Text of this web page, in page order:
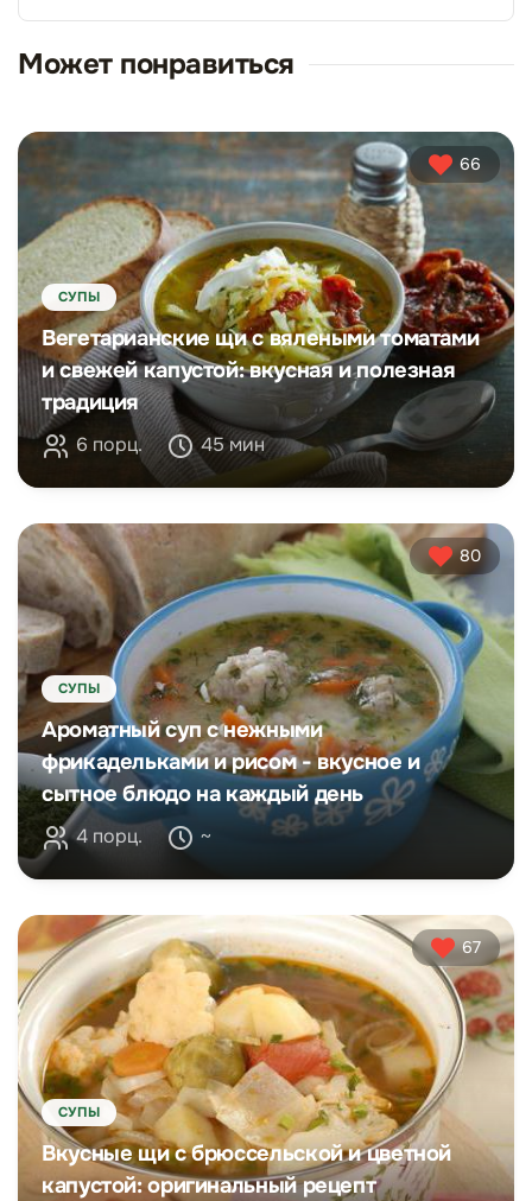
Может понравиться
66
СУПЫ
Вегетарианские щи с вялеными томатами
и свежей капустой: вкусная и полезная
традиция
6 порц. 45 мин
80
СУПЫ
Ароматный суп с нежными
фрикадельками и рисом - вкусное и
сытное блюдо на каждый день
4 порц. ~
67
СУПЫ
Вкусные щи с брюссельской и цветной
капустой: оригинальный рецепт